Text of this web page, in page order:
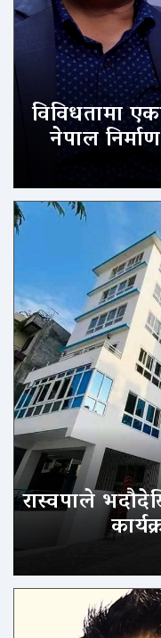
विविधतामा
नेपाल
रास्वपाले